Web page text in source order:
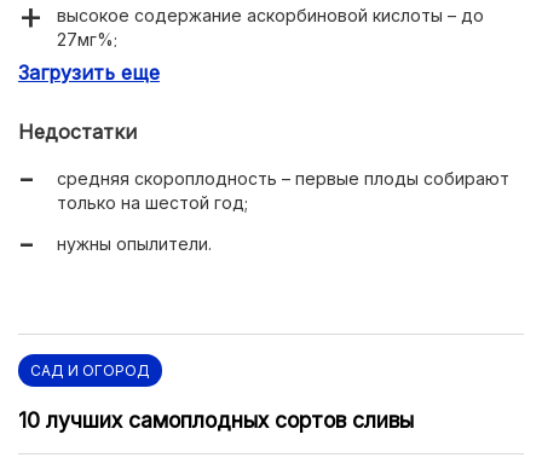
высокое содержание аскорбиновой кислоты – до
27мг%;
высокая урожайность;
Загрузить еще
Недостатки
средняя скороплодность – первые плоды собирают
только на шестой год;
нужны опылители.
САД И ОГОРОД
10 лучших самоплодных сортов сливы